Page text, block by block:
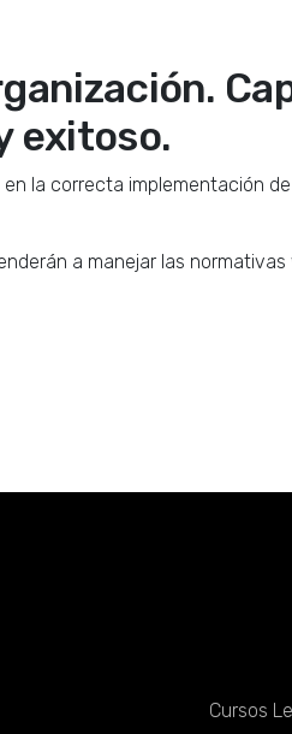
exitoso.
la correcta implementación
a manejar las
Cursos